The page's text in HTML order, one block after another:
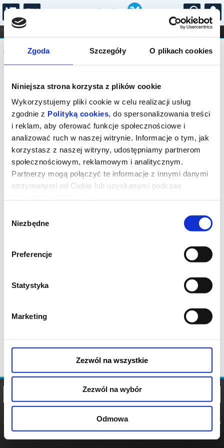
Zgoda Szczegóły O plikach cookies
Niniejsza strona korzysta z plików cookie
Wykorzystujemy pliki cookie w celu realizacji usług
zgodnie z Polityką cookies, do spersonalizowania treści
i reklam, aby oferować funkcje społecznościowe i
analizować ruch w naszej witrynie. Informacje o tym, jak
korzystasz z naszej witryny, udostępniamy partnerom
społecznościowym, reklamowym i analitycznym.
Partnerzy mogą połączyć te informacje z innymi danymi
otrzymanymi od Ciebie lub uzyskanymi podczas
zgody
Niezbędne
Preferencje
Statystyka
Marketing
Zezwól na wszystkie
Zezwól na wybór
Odmowa
...
FILHARMONIA OPERA I BALET
STAND-UP
DLA DZIECI
Komunikat
Sprzedaż biletów on-line na wydarzenie
została zakończona.
POLITYKA
POLITYKA